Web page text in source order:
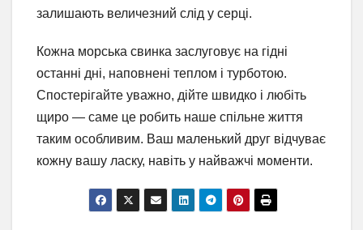
залишають величезний слід у серці.
Кожна морська свинка заслуговує на гідні
останні дні, наповнені теплом і турботою.
Спостерігайте уважно, дійте швидко і любіть
щиро — саме це робить наше спільне життя
таким особливим. Ваш маленький друг відчуває
кожну вашу ласку, навіть у найважчі моменти.